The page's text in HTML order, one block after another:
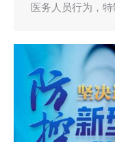
医务人员行为，特